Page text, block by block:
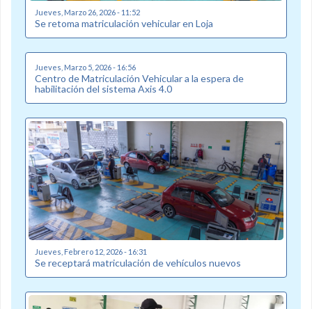
Jueves, Marzo 26, 2026 - 11:52
Se retoma matriculación vehicular en Loja
Jueves, Marzo 5, 2026 - 16:56
Centro de Matriculación Vehicular a la espera de
habilitación del sistema Axis 4.0
Jueves, Febrero 12, 2026 - 16:31
Se receptará matriculación de vehículos nuevos